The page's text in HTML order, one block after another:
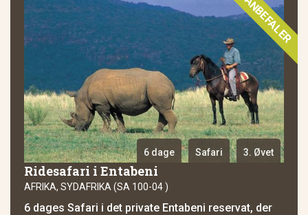
VI ANBEFALER
6 dage Safari 3. Øvet
Ridesafari i Entabeni
AFRIKA, SYDAFRIKA (SA 100-04 )
6 dages Safari i det private Entabeni reservat, der